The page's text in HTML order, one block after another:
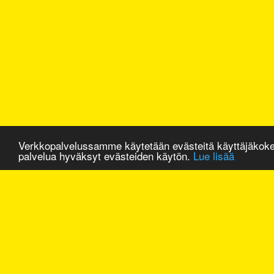
Verkkopalvelussamme käytetään evästeitä
palvelua hyväksyt evästeiden käytön. Lue lisää